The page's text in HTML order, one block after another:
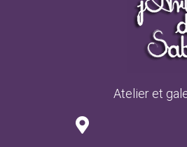
Atelier et